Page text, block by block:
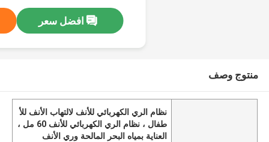
افضل سعر
منتوج وصف
نظام الري الكهربائي للأنف لالتهاب الأنف للأ
طفال ، نظام الري الكهربائي للأنف 60 مل ،
العناية بمياه البحر المالحة وري الأنف